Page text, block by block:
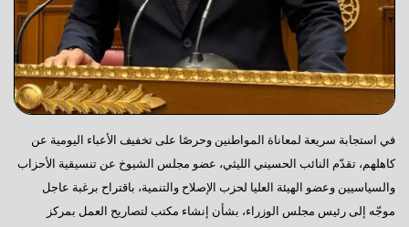
في استجابة سريعة لمعاناة المواطنين وحرصًا على تخفيف الأعباء اليومية عن
كاهلهم، تقدّم النائب الحسيني الليثي، عضو مجلس الشيوخ عن تنسيقية الأحزاب
والسياسيين وعضو الهيئة العليا لحزب الإصلاح والتنمية، باقتراح برغبة عاجل
موجّه إلى رئيس مجلس الوزراء، بشأن إنشاء مكتب لتصاريح العمل بمركز